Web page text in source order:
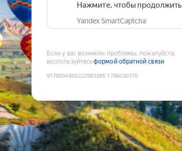
Нажмите, чтобы продолжить
Yandex SmartCaptcha
Если у вас возникли проблемы, пожалуйста,
воспользуйтесьформой обратной связи
9178004800222983385:1786030370